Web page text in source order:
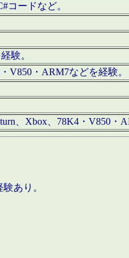
コードなど。
験。
V850・ARM7などを経験。
、Xbox、78K4・V850・
あり。